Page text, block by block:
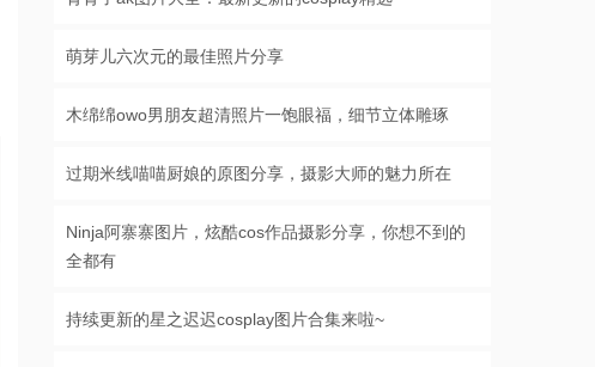
萌芽儿六次元的最佳照片分享
木绵绵owo男朋友超清照片一饱眼福，细节立体雕琢
过期米线喵喵厨娘的原图分享，摄影大师的魅力所在
Ninja阿寨寨图片，炫酷cos作品摄影分享，你想不到的
全都有
持续更新的星之迟迟cosplay图片合集来啦~